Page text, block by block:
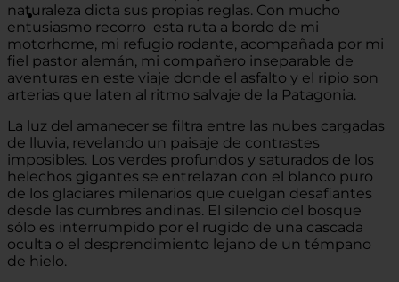
naturaleza dicta sus propias reglas. Con mucho
entusiasmo recorro esta ruta a bordo de mi
motorhome, mi refugio rodante, acompañada por mi
fiel pastor alemán, mi compañero inseparable de
aventuras en este viaje donde el asfalto y el ripio son
arterias que laten al ritmo salvaje de la Patagonia.
La luz del amanecer se filtra entre las nubes cargadas
de lluvia, revelando un paisaje de contrastes
imposibles. Los verdes profundos y saturados de los
helechos gigantes se entrelazan con el blanco puro
de los glaciares milenarios que cuelgan desafiantes
desde las cumbres andinas. El silencio del bosque
sólo es interrumpido por el rugido de una cascada
oculta o el desprendimiento lejano de un témpano
de hielo.